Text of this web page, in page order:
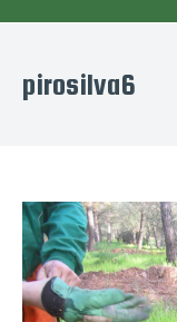
pirosilva6